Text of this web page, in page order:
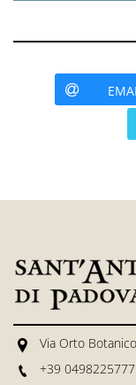
Via Orto
+39 0498225777